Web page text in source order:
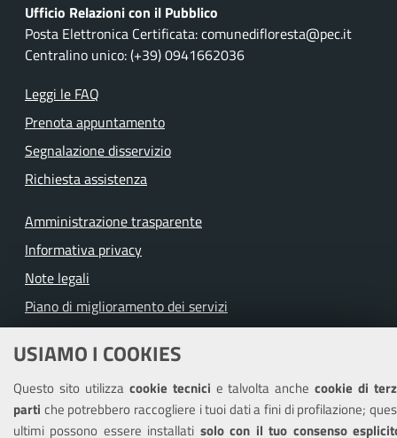
USIAMO I COOKIES
Questo sito utilizza cookie tecnici e talvolta anchecookie di
parti che potrebbero raccogliere i tuoi dati a fini di profilazione;
ultimi possono essere installati solo con il tuo consenso
Ufficio Relazioni con il Pubblico
Posta Elettronica Certificata: comunedifloresta@pec.it
Centralino unico: (+39) 0941662036
Leggi le FAQ
Prenota appuntamento
Segnalazione disservizio
Richiesta assistenza
Amministrazione trasparente
Informativa privacy
Note legali
Piano di miglioramento dei servizi
Dichiarazione di accessibilità
SEGUICI SU